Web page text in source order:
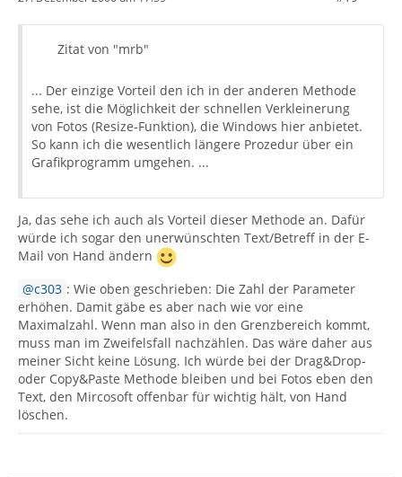
Zitat von "mrb"
... Der einzige Vorteil den ich in der anderen Methode
sehe, ist die Möglichkeit der schnellen Verkleinerung
von Fotos (Resize-Funktion), die Windows hier anbietet.
So kann ich die wesentlich längere Prozedur über ein
Grafikprogramm umgehen. ...
Ja, das sehe ich auch als Vorteil dieser Methode an. Dafür
würde ich sogar den unerwünschten Text/Betreff in der E-
Mail von Hand ändern
c303 : Wie oben geschrieben: Die Zahl der Parameter
erhöhen. Damit gäbe es aber nach wie vor eine
Maximalzahl. Wenn man also in den Grenzbereich kommt,
muss man im Zweifelsfall nachzählen. Das wäre daher aus
meiner Sicht keine Lösung. Ich würde bei der Drag&Drop-
oder Copy&Paste Methode bleiben und bei Fotos eben den
Text, den Mircosoft offenbar für wichtig hält, von Hand
löschen.